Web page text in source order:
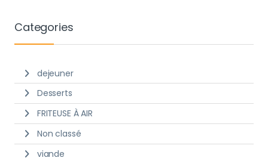
Categories
dejeuner
Desserts
FRITEUSE À AIR
Non classé
viande